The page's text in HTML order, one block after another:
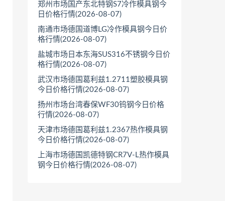
郑州市场国产东北特钢S7冷作模具钢今
日价格行情(2026-08-07)
南通市场德国道博LG冷作模具钢今日价
格行情(2026-08-07)
盐城市场日本东海SUS316不锈钢今日价
格行情(2026-08-07)
武汉市场德国葛利兹1.2711塑胶模具钢
今日价格行情(2026-08-07)
扬州市场台湾春保WF30钨钢今日价格
行情(2026-08-07)
天津市场德国葛利兹1.2367热作模具钢
今日价格行情(2026-08-07)
上海市场德国凯德特钢CR7V-L热作模具
钢今日价格行情(2026-08-07)